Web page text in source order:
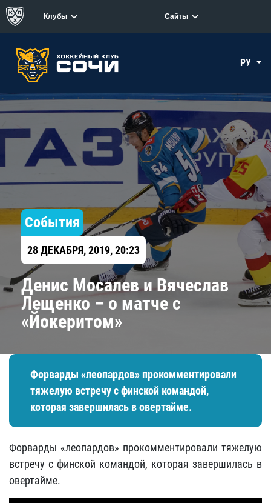
Клубы Сайты
РУ
События
28 ДЕКАБРЯ, 2019, 20:23
Денис Мосалев и Вячеслав
Лещенко – о матче с
«Йокеритом»
Форварды «леопардов» прокомментировали
тяжелую встречу с финской командой,
которая завершилась в овертайме.
Форварды «леопардов» прокомментировали тяжелую
встречу с финской командой, которая завершилась в
овертайме.